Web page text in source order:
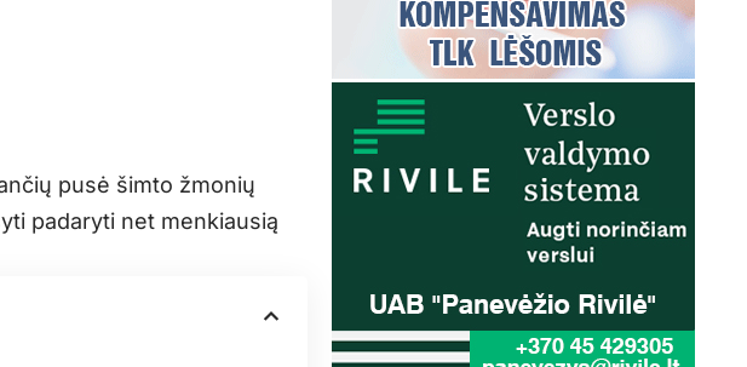
pusė šimto žmonių
padaryti net menkiausią